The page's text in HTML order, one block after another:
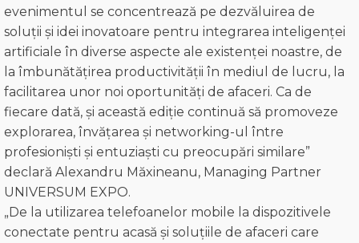
evenimentul se concentrează pe dezvăluirea de
soluții și idei inovatoare pentru integrarea inteligenței
artificiale în diverse aspecte ale existenței noastre, de
la îmbunătățirea productivității în mediul de lucru, la
facilitarea unor noi oportunități de afaceri. Ca de
fiecare dată, și această ediție continuă să promoveze
explorarea, învățarea și networking-ul între
profesioniști și entuziaști cu preocupări similare”
declară Alexandru Măxineanu, Managing Partner
UNIVERSUM EXPO.
„De la utilizarea telefoanelor mobile la dispozitivele
conectate pentru acasă și soluțiile de afaceri care